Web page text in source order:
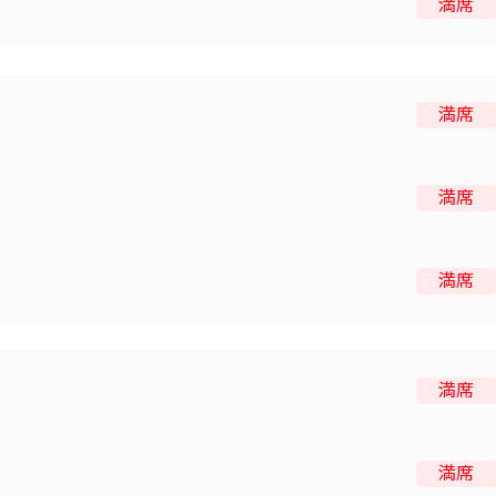
満席
満席
満席
満席
満席